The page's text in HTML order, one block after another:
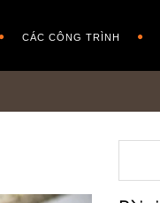
CÁC CÔNG TRÌNH